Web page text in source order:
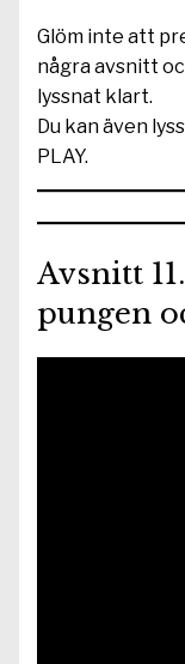
Glöm inte att
några avsnitt
lyssnat klart.
Du kan även
PLAY.
Avsnitt
pungen